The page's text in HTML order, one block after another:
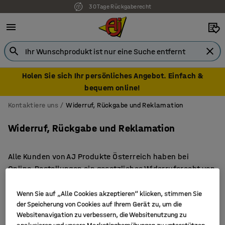
30 Tage Rückgaberecht
Holen Sie sich Ihr persönliches Angebot. Einfach &
bequem online!
Kontaktiere uns Widerruf, Rückgabe und Reklamation
Widerruf, Rückgabe und Reklamation
Alle Kunden von AJ Produkte Österreich haben bei
Online-Bestellungen ein gesetzliches Widerrufsrecht von
Rückgaberecht von 30 Tagen ab Lieferung an. Das
Widerrufs- und Rückgaberecht gilt nicht für Produkte,
die nach Kundenspezifikation angefertigt wurden,
Wenn Sie auf „Alle Cookies akzeptieren“ klicken, stimmen Sie
der Speicherung von Cookies auf Ihrem Gerät zu, um die
Websitenavigation zu verbessern, die Websitenutzung zu